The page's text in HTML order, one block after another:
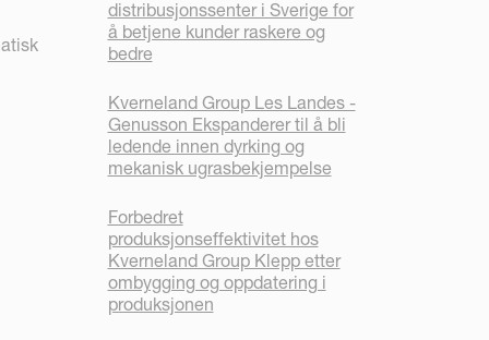
distribusjonssenter i Sverige for
å betjene kunder raskere og
bedre
Kverneland Group Les Landes -
Genusson Ekspanderer til å bli
ledende innen dyrking og
mekanisk ugrasbekjempelse
Forbedret
produksjonseffektivitet hos
Kverneland Group Klepp etter
ombygging og oppdatering i
produksjonen